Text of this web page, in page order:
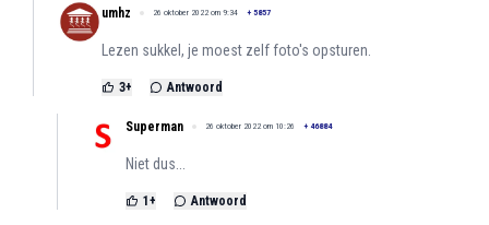
umhz 26 oktober 2022 om 9:34 + 5857
Lezen sukkel, je moest zelf foto's opsturen.
3+ Antwoord
Superman 26 oktober 2022 om 10:26 + 46884
Niet dus...
1 + Antwoord